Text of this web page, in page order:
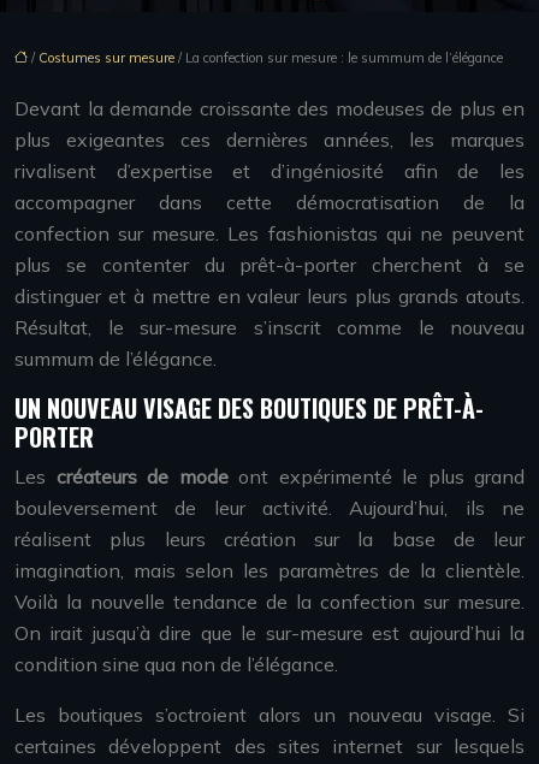
/ Costumes sur mesure / La confection sur mesure : le summum de l’élégance
Devant la demande croissante des modeuses de plus en
plus exigeantes ces dernières années, les marques
rivalisent d’expertise et d’ingéniosité afin de les
accompagner dans cette démocratisation de la
confection sur mesure. Les fashionistas qui ne peuvent
plus se contenter du prêt-à-porter cherchent à se
distinguer et à mettre en valeur leurs plus grands atouts.
Résultat, le sur-mesure s’inscrit comme le nouveau
summum de l’élégance.
UN NOUVEAU VISAGE DES BOUTIQUES DE PRÊT-À-
PORTER
Les créateurs de modeont expérimenté le plus grand
bouleversement de leur activité. Aujourd’hui, ils ne
réalisent plus leurs création sur la base de leur
imagination, mais selon les paramètres de la clientèle.
Voilà la nouvelle tendance de la confection sur mesure.
On irait jusqu’à dire que le sur-mesure est aujourd’hui la
condition sine qua non de l’élégance.
Les boutiques s’octroient alors un nouveau visage. Si
certaines développent des sites internet sur lesquels